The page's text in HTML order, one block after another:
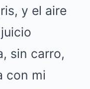
y el aire
sin carro,
con mi